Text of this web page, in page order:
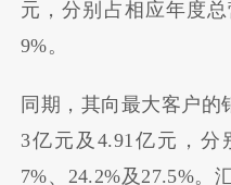
元 ，分别占相应年度
9%。
同期，其向最大客户的
3亿元 及4.91亿元 ，
7%、24.2%及27.5%。